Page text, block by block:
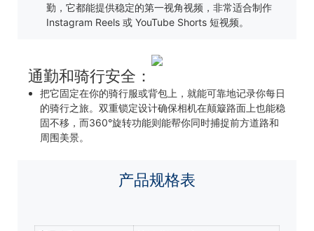
勤，它都能提供稳定的第一视角视频，非常适合制作
Instagram Reels 或 YouTube Shorts 短视频。
通勤和骑行安全：
把它固定在你的骑行服或背包上，就能可靠地记录你每日
的骑行之旅。双重锁定设计确保相机在颠簸路面上也能稳
固不移，而360°旋转功能则能帮你同时捕捉前方道路和
周围美景。
产品规格表